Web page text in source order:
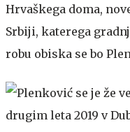
Hrvaškega doma,
Srbiji, katerega
robu obiska se bo